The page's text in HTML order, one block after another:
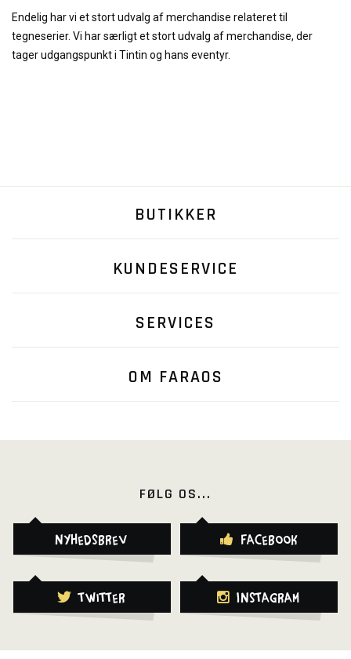
Endelig har vi et stort udvalg af merchandise relateret til
tegneserier. Vi har særligt et stort udvalg af merchandise, der
tager udgangspunkt i Tintin og hans eventyr.
BUTIKKER
KUNDESERVICE
SERVICES
OM FARAOS
FØLG OS...
Nyhedsbrev Facebook
Twitter Instagram